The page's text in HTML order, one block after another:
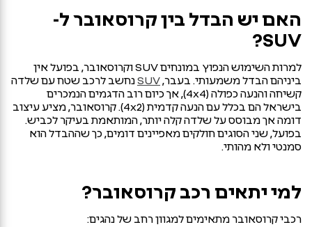
האם יש הבדל בין קרוסאובר ל-
SUV?
למרות השימוש הנפוץ במונחים SUV וקרוסאובר, בפועל אין
ביניהם הבדל משמעותי. בעבר,SUVנחשב לרכב שטח עם שלדה
קשיחה והנעה כפולה (4x4), אך כיום רוב הדגמים הנמכרים
בישראל הם בכלל עם הנעה קדמית (4x2). קרוסאובר, מציע עיצוב
דומה אך מבוסס על שלדה קלה יותר, המותאמת בעיקר לכביש.
בפועל, שני הסוגים חולקים מאפיינים דומים, כך שההבדל הוא
סמנטי ולא מהותי.
למי יתאים רכב קרוסאובר?
רכבי קרוסאובר מתאימים למגוון רחב של נהגים: